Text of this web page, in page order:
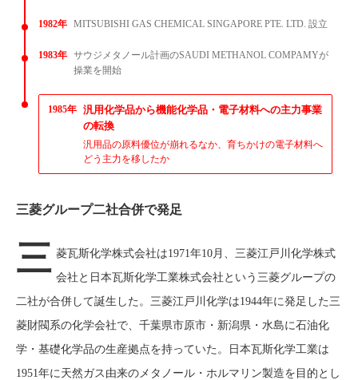
1982年 MITSUBISHI GAS CHEMICAL SINGAPORE PTE. LTD. 設立
1983年 サウジメタノール計画のSAUDI METHANOL COMPAMYが
操業を開始
1985年 汎用化学品から機能化学品・電子材料への主力事業
の転換
汎用品の原料優位が崩れるなか、育ちかけの電子材料へ
どう主力を移したか
三菱グループ二社合併で発足
三 菱瓦斯化学株式会社は1971年10月、三菱江戸川化学株式
会社と日本瓦斯化学工業株式会社という三菱グループの
二社が合併して誕生した。三菱江戸川化学は1944年に発足した三
菱財閥系の化学会社で、千葉県市原市・新潟県・水島に石油化
学・基礎化学品の生産拠点を持っていた。日本瓦斯化学工業は
1951年に天然ガス由来のメタノール・ホルマリン製造を目的とし